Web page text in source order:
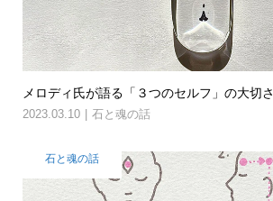
メロディ氏が語る「３つのセルフ」の大切さ
2023.03.10 石と魂の話
石と魂の話